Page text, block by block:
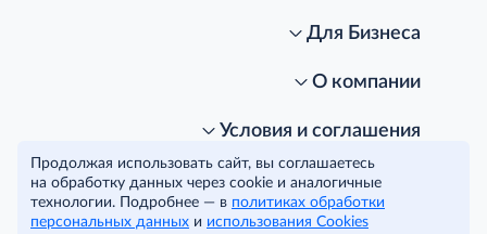
Стань клиентом METRO
Подарочные карты. Активация и баланс
Часто задаваемые вопросы
METRO AG
Как читать ценники?
Для Бизнеса
Для магазинов
Для офисов и предприятий
Рекламодателям
Поставщикам
О компании
Программа METRO Potentials
Торговые центры
Собственные бренды
Условия и соглашения
Политика конфиденциальности
Правовая информация
Условия соглашения
Cookies
© METRO Cash and Carry Russia, 2026
Читать полностью
Продолжая использовать сайт, вы соглашаетесь
на обработку данных через cookie и аналогичные
технологии. Подробнее — в политиках обработки
персональных данных и использования Cookies